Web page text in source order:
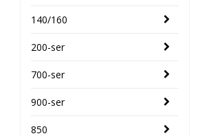
140/160
200-ser
700-ser
900-ser
850